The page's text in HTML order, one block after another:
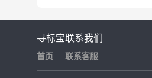
寻标宝
首页
联系我们
联系客服